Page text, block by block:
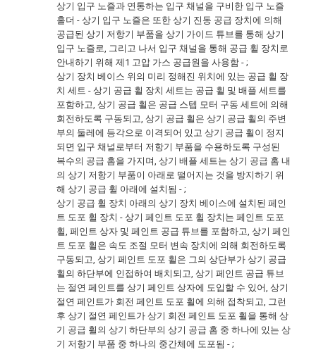
상기 입구 노즐과 연통하는 입구 채널을 구비한 입구 노즐
홀더 - 상기 입구 노즐은 또한 상기 진동 공급 장치에 의해
공급된 상기 저항기 부품을 상기 가이드 튜브를 통해 상기
입구 노즐로, 그리고 나서 입구 채널을 통해 공급 휠 장치로
안내하기 위해 제1 고압 가스 공급원을 사용함 - ;
상기 장치 베이스 위의 미리 정해진 위치에 있는 공급 휠 장
치 세트 - 상기 공급 휠 장치 세트는 공급 휠 및 배플 세트를
포함하고, 상기 공급 휠은 공급 스텝 모터 구동 세트에 의해
회전하도록 구동되고, 상기 공급 휠은 상기 공급 휠의 주변
부의 둘레에 등각으로 이격되어 있고 상기 공급 휠이 정지
되면 입구 채널로부터 저항기 부품을 수용하도록 구성된
복수의 공급 홈을 가지며, 상기 배플 세트는 상기 공급 홈 내
의 상기 저항기 부품이 아래로 떨어지는 것을 방지하기 위
해 상기 공급 휠 아래에 설치됨 - ;
상기 공급 휠 장치 아래의 상기 장치 베이스에 설치된 페인
트 도포 휠 장치 - 상기 페인트 도포 휠 장치는 페인트 도포
휠, 페인트 상자 및 페인트 공급 튜브를 포함하고, 상기 페인
트 도포 휠은 속도 조절 모터 변속 장치에 의해 회전하도록
구동되고, 상기 페인트 도포 휠은 그의 상단부가 상기 공급
휠의 하단부에 인접하여 배치되고, 상기 페인트 공급 튜브
는 절연 페인트를 상기 페인트 상자에 도입할 수 있어, 상기
절연 페인트가 회전 페인트 도포 휠에 의해 접착되고, 그런
후 상기 절연 페인트가 상기 회전 페인트 도포 휠을 통해 상
기 공급 휠의 상기 하단부의 상기 공급 홈 중 하나에 있는 상
기 저항기 부품 중 하나의 중간체에 도포됨 - ;